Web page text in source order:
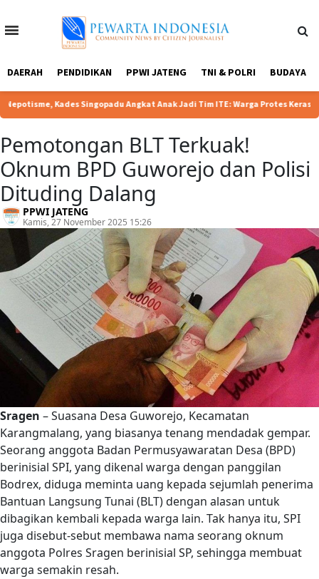
Home
Tentang
Redaksi
Kebijakan
DAERAH PENDIDIKAN PPWI JATENG TNI & POLRI BUDAYA
Kades Singopadu Angkat Anak Jadi Tim ITE: Warga Protes Keras |
Pemotongan BLT Terkuak!
Oknum BPD Guworejo dan Polisi
Dituding Dalang
PPWI JATENG
Kamis, 27 November 2025 15:26
Sragen – Suasana Desa Guworejo, Kecamatan
Karangmalang, yang biasanya tenang mendadak gempar.
Seorang anggota Badan Permusyawaratan Desa (BPD)
berinisial SPI, yang dikenal warga dengan panggilan
Bodrex, diduga meminta uang kepada sejumlah penerima
Bantuan Langsung Tunai (BLT) dengan alasan untuk
dibagikan kembali kepada warga lain. Tak hanya itu, SPI
juga disebut-sebut membawa nama seorang oknum
anggota Polres Sragen berinisial SP, sehingga membuat
warga semakin resah.